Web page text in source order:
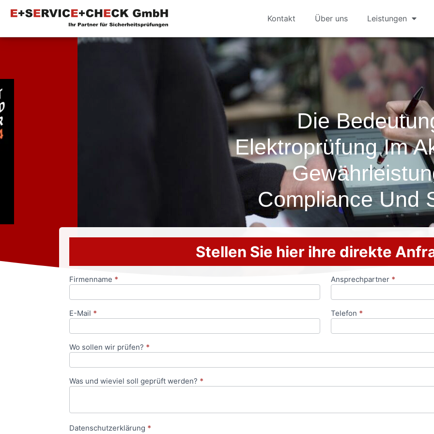
Kontakt Über uns Leistungen
Die
Elektroprüfung Im
Compliance Und
Stellen Sie hier ihre direkte
Anfrageformular
Firmenname * Ansprechpartner *
E-Mail * Telefon *
Wo sollen wir prüfen? *
Was und wieviel soll geprüft werden? *
Datenschutzerklärung *